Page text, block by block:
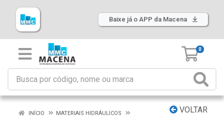
Baixe já o APP da Macena
0
VOLTAR
INÍCIO
MATERIAIS HIDRÁULICOS